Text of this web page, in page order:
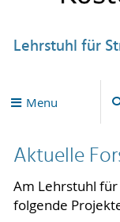
Lehrstuhl für
Menu
Aktuelle
Am Lehrstuhl
folgende